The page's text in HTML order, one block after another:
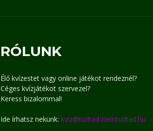
RÓLUNK
Élő kvízestet vagy online játékot rendeznél?
Céges kvízjátékot szervezel?
Keress bizalommal!
Ide írhatsz nekünk: kviz@tudtad-nemtudtad.hu